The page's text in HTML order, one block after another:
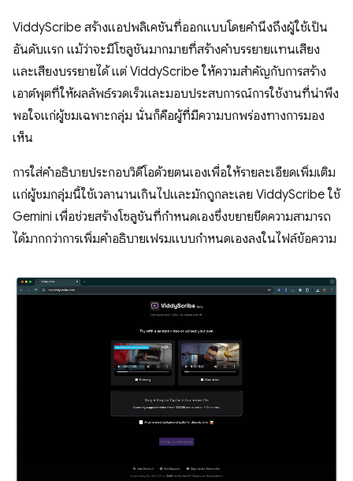
ViddyScribe สร้างแอปพลิเคชันที่ออกแบบโดยคำนึงถึงผู้ใช้เป็น
อันดับแรก แม้ว่าจะมีโซลูชันมากมายที่สร้างคำบรรยายแทนเสียง
และเสียงบรรยายได้ แต่ ViddyScribe ให้ความสำคัญกับการสร้าง
เอาต์พุตที่ให้ผลลัพธ์รวดเร็วและมอบประสบการณ์การใช้งานที่น่าพึง
พอใจแก่ผู้ชมเฉพาะกลุ่ม นั่นก็คือผู้ที่มีความบกพร่องทางการมอง
เห็น
การใส่คำอธิบายประกอบวิดีโอด้วยตนเองเพื่อให้รายละเอียดเพิ่มเติม
แก่ผู้ชมกลุ่มนี้ใช้เวลานานเกินไปและมักถูกละเลย ViddyScribe ใช้
Gemini เพื่อช่วยสร้างโซลูชันที่กำหนดเองซึ่งขยายขีดความสามารถ
ได้มากกว่าการเพิ่มคำอธิบายเฟรมแบบกำหนดเองลงในไฟล์ข้อความ